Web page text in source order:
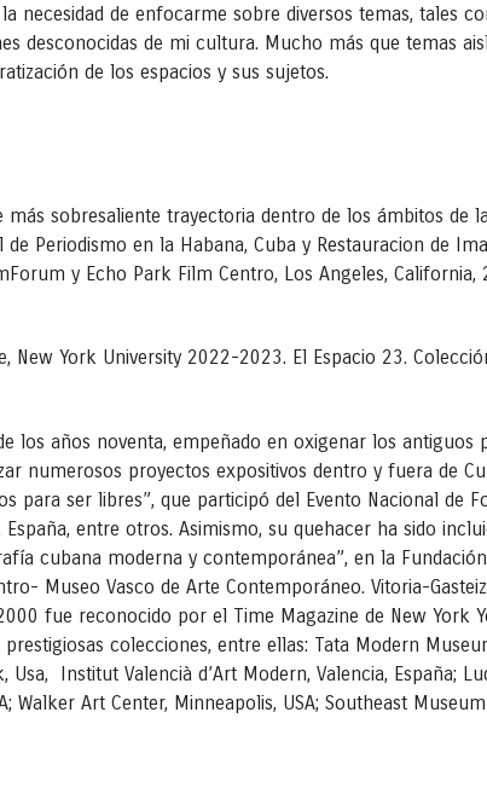
necesidad de enfocarme sobre diversos temas, tales
desconocidas de mi cultura. Mucho más que temas
de los espacios y sus sujetos.
sobresaliente trayectoria dentro de los ámbitos de
Periodismo en la Habana, Cuba y Restauracion de
y Echo Park Film Centro, Los Angeles, California,
York University 2022-2023. El Espacio 23.
los años noventa, empeñado en oxigenar los antiguos
numerosos proyectos expositivos dentro y fuera de
para ser libres”, que participó del Evento Nacional de
entre otros. Asimismo, su quehacer ha sido
cubana moderna y contemporánea”, en la
Museo Vasco de Arte Contemporáneo. Vitoria-
fue reconocido por el Time Magazine de New York
colecciones, entre ellas: Tata Modern
Institut Valencià d’Art Modern, Valencia, España;
Art Center, Minneapolis, USA; Southeast